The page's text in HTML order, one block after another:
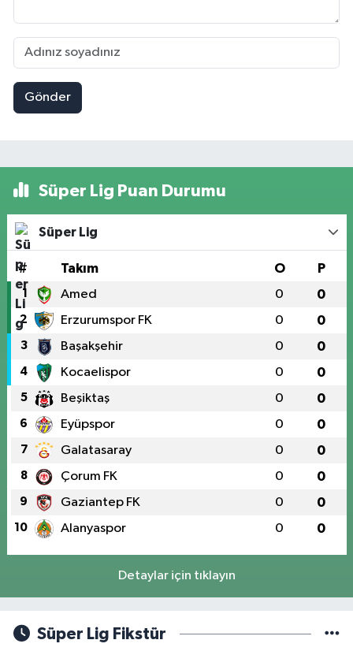
Gönder
Süper Lig Puan Durumu
Süper Lig
# Takım O P
1 Amed 0 0
2 Erzurumspor FK 0 0
3 Başakşehir 0 0
4 Kocaelispor 0 0
5 Beşiktaş 0 0
6 Eyüpspor 0 0
7 Galatasaray 0 0
8 Çorum FK 0 0
9 Gaziantep FK 0 0
10 Alanyaspor 0 0
Detaylar için tıklayın
Süper Lig Fikstür